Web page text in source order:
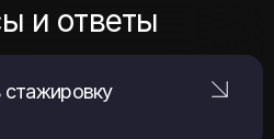
и ответы